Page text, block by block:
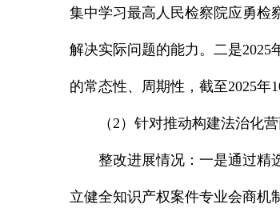
集中学习最高人民检察院应勇检
解决实际问题的能力。二是
的常态性、周期性，截至2025年
（2）针对推动构建法治化
整改进展情况：一是通过精
立健全知识产权案件专业会商机